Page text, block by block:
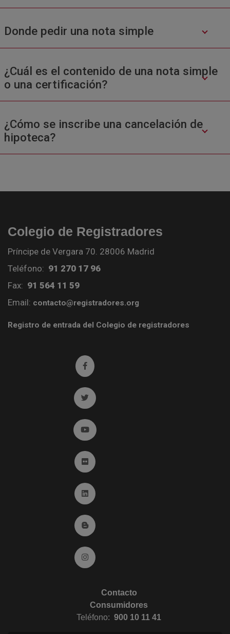
Donde pedir una nota simple
¿Cuál es el contenido de una nota simple
o una certificación?
¿Cómo se inscribe una cancelación de
hipoteca?
Colegio de Registradores
Príncipe de Vergara 70. 28006 Madrid
Teléfono: 91 270 17 96
Fax: 91 564 11 59
Email: contacto@registradores.org
Registro de entrada del Colegio de registradores
Ir a facebook (abre en ventana nueva)
Ir a twitter (abre en ventana nueva)
Ir a YouTube (abre en ventana nueva)
Ir a Flickr (abre en ventana nueva)
Ir a Linkedin (abre en ventana nueva)
Ir al Blog (abre en ventana nueva)
Ir a Instagram (abre en ventana nueva)
Contacto
Consumidores
Teléfono: 900 10 11 41